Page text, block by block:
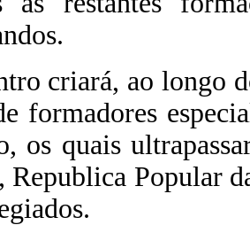
criará, ao longo
formadores
os quais
Republica Popular